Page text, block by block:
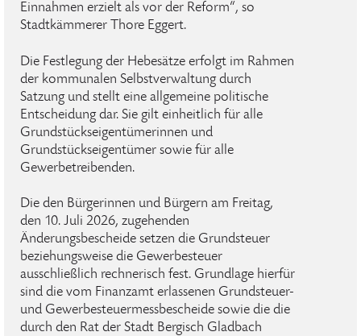
Einnahmen erzielt als vor der Reform“, so
Stadtkämmerer Thore Eggert.
Die Festlegung der Hebesätze erfolgt im Rahmen
der kommunalen Selbstverwaltung durch
Satzung und stellt eine allgemeine politische
Entscheidung dar. Sie gilt einheitlich für alle
Grundstückseigentümerinnen und
Grundstückseigentümer sowie für alle
Gewerbetreibenden.
Die den Bürgerinnen und Bürgern am Freitag,
den 10. Juli 2026, zugehenden
Änderungsbescheide setzen die Grundsteuer
beziehungsweise die Gewerbesteuer
ausschließlich rechnerisch fest. Grundlage hierfür
sind die vom Finanzamt erlassenen Grundsteuer-
und Gewerbesteuermessbescheide sowie die die
durch den Rat der Stadt Bergisch Gladbach